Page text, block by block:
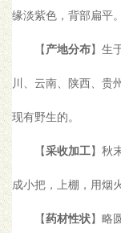
缘淡紫色，背部扁平
【 产地分布】生
川、云南、陕西、贵
现有野生的。
【采收加工】秋
成小把，上棚，用烟
【药材性状】略